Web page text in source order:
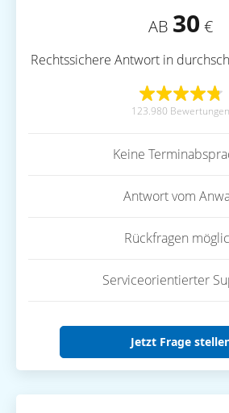
AB 30 €
Rechtssichere Antwort in
123.980 Bewertungen
Keine
Antwort vom
Rückfragen
Serviceorientierter
Jetzt Frage